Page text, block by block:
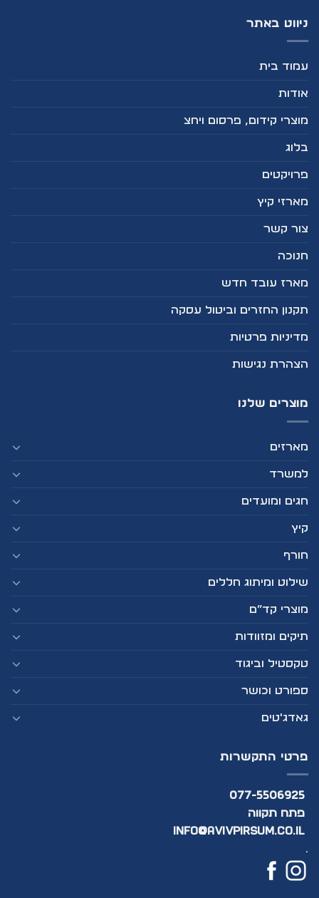
ניווט באתר
עמוד בית
אודות
מוצרי קידום, פרסום ויחצ
בלוג
פרויקטים
מארזי קיץ
צור קשר
חנוכה
מארז עובד חדש
תקנון החזרים וביטול עסקה
מדיניות פרטיות
הצהרת נגישות
מוצרים שלנו
מארזים
למשרד
חגים ומועדים
קיץ
חורף
שילוט ומיתוג חללים
מוצרי קד”ם
תיקים ומזוודות
טקסטיל וביגוד
ספורט וכושר
גאדג'טים
פרטי התקשרות
077-5506925
פתח תקווה
info@avivpirsum.co.il
.